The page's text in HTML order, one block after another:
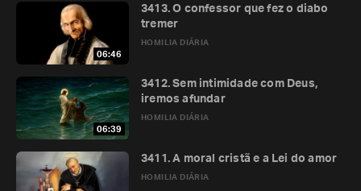
06:46
HOMILIA DIÁRIA
3413. O confessor que fez o diabo
tremer
06:39
HOMILIA DIÁRIA
3412. Sem intimidade com Deus,
iremos afundar
HOMILIA DIÁRIA
3411. A moral cristã e a Lei do amor